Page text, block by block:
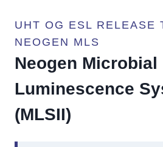
UHT OG ESL RELEASE
NEOGEN MLS
Neogen Microbial
Luminescence
(MLSII)